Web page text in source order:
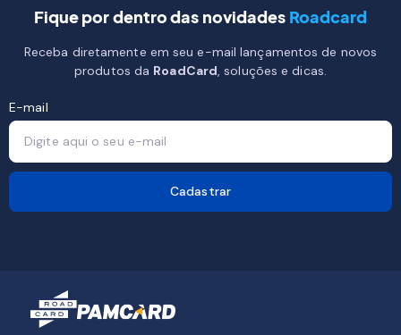
Fique por dentro das novidades Roadcard
Receba diretamente em seu e-mail lançamentos de novos
produtos da RoadCard, soluções e dicas.
E-mail
Cadastrar